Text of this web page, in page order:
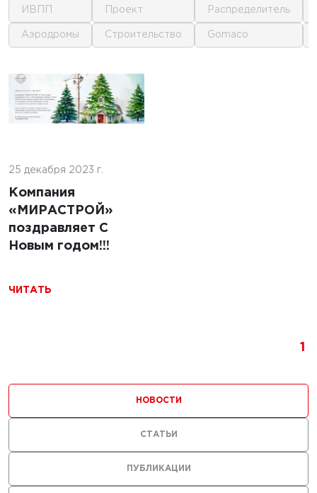
25 декабря 2023 г.
Компания
«МИРАСТРОЙ»
поздравляет С
Новым годом!!!
ЧИТАТЬ
1
для
ПУБЛИКАЦИИ
НОВОСТИ
СТАТЬИ
ИВПП
аэродромы
проект
строительство
распределитель
gomaco